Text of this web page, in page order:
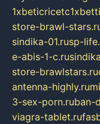
store-brawl-
sindika-01.rusp-
e-abis-1-c.ru
store-brawlstars.ru
antenna-highly.ru
3-sex-porn.ruban-
viagra-tablet.ru